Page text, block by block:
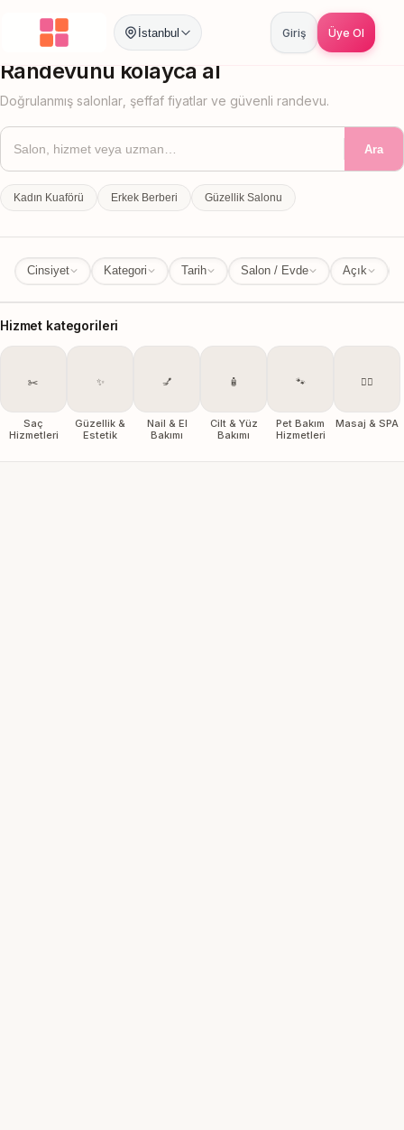
İstanbul Giriş Üye Ol
İstanbul
Randevunu kolayca al
Doğrulanmış salonlar, şeffaf fiyatlar ve güvenli randevu.
Ara
Kadın Kuaförü Erkek Berberi Güzellik Salonu
Cinsiyet Kategori Tarih Salon / Evde Açık
Hizmet kategorileri
✂️
Saç
Hizmetleri
✨
Güzellik &
Estetik
💅
Nail & El
Bakımı
🧴
Cilt & Yüz
Bakımı
🐾
Pet Bakım
Hizmetleri
💆‍♀️
Masaj & SPA